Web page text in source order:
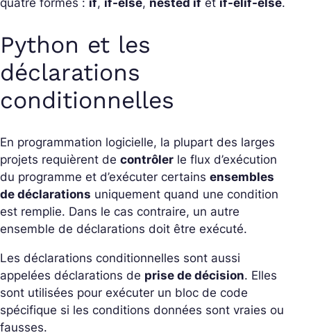
Python et les
déclarations
conditionnelles
En programmation logicielle, la plupart des larges
projets requièrent de contrôler le flux d’exécution
du programme et d’exécuter certains ensembles
de déclarations uniquement quand une condition
est remplie. Dans le cas contraire, un autre
ensemble de déclarations doit être exécuté.
Les déclarations conditionnelles sont aussi
appelées déclarations de prise de décision. Elles
sont utilisées pour exécuter un bloc de code
spécifique si les conditions données sont vraies ou
fausses.